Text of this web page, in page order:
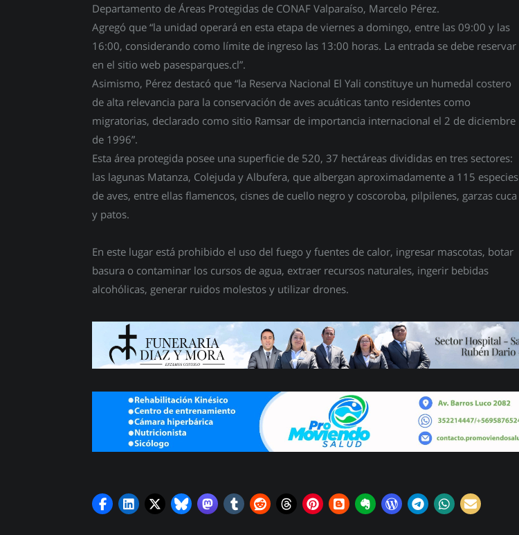
Departamento de Áreas Protegidas de CONAF Valparaíso, Marcelo Pérez.
Agregó que “la unidad operará en esta etapa de viernes a domingo, entre las 09:00 y las
16:00, considerando como límite de ingreso las 13:00 horas. La entrada se debe reservar
en el sitio web pasesparques.cl”.
Asimismo, Pérez destacó que “la Reserva Nacional El Yali constituye un humedal costero
de alta relevancia para la conservación de aves acuáticas tanto residentes como
migratorias, declarado como sitio Ramsar de importancia internacional el 2 de diciembre
de 1996”.
Esta área protegida posee una superficie de 520, 37 hectáreas divididas en tres sectores:
las lagunas Matanza, Colejuda y Albufera, que albergan aproximadamente a 115 especies
de aves, entre ellas flamencos, cisnes de cuello negro y coscoroba, pilpilenes, garzas cuca
y patos.
En este lugar está prohibido el uso del fuego y fuentes de calor, ingresar mascotas, botar
basura o contaminar los cursos de agua, extraer recursos naturales, ingerir bebidas
alcohólicas, generar ruidos molestos y utilizar drones.